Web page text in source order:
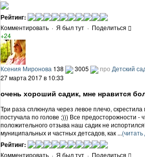
Рейтинг:
Комментировать · Я был тут · Поделиться
+24
Ксения Миронова 138 3005 про Детский
27 марта 2017 в 10:33
очень хороший садик, мне нравится
Три раза сплюнула через левое плечо,
постучала по голове ;))) Все предосторожности -
положительного отзыва наш садик не
муниципальных и частных детсадов, как ...
Рейтинг:
Комментировать · Я был тут · Поделиться